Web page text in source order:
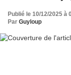
Publié le 10/12/2025 à
Par Guyloup